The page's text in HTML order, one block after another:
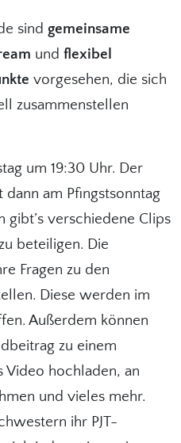
sind gemeinsame
und flexibel
vorgesehen, die sich
zusammenstellen
um 19:30 Uhr. Der
dann am Pfingstsonntag
gibt’s verschiedene Clips
beteiligen. Die
Fragen zu den
Diese werden im
Außerdem können
zu einem
Video hochladen, an
und vieles mehr.
ihr PJT-